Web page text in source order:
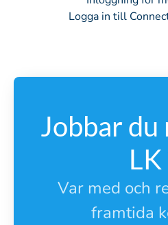
Logga in till
Jobbar du
LK
Var med och
framtida